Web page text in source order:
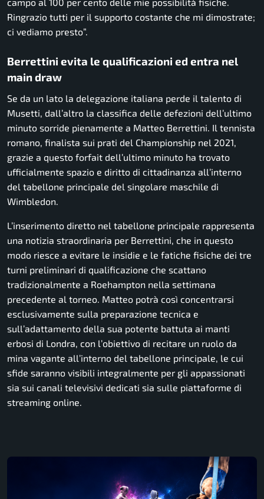
campo al 100 per cento delle mie possibilità fisiche.
Ringrazio tutti per il supporto costante che mi dimostrate;
ci vediamo presto”.
Berrettini evita le qualificazioni ed entra nel
main draw
Se da un lato la delegazione italiana perde il talento di
Musetti, dall’altro la classifica delle defezioni dell’ultimo
minuto sorride pienamente a Matteo Berrettini. Il tennista
romano, finalista sui prati del Championship nel 2021,
grazie a questo forfait dell’ultimo minuto ha trovato
ufficialmente spazio e diritto di cittadinanza all’interno
del tabellone principale del singolare maschile di
Wimbledon.
L’inserimento diretto nel tabellone principale rappresenta
una notizia straordinaria per Berrettini, che in questo
modo riesce a evitare le insidie e le fatiche fisiche dei tre
turni preliminari di qualificazione che scattano
tradizionalmente a Roehampton nella settimana
precedente al torneo. Matteo potrà così concentrarsi
esclusivamente sulla preparazione tecnica e
sull’adattamento della sua potente battuta ai manti
erbosi di Londra, con l’obiettivo di recitare un ruolo da
mina vagante all’interno del tabellone principale, le cui
sfide saranno visibili integralmente per gli appassionati
sia sui canali televisivi dedicati sia sulle piattaforme di
streaming online.